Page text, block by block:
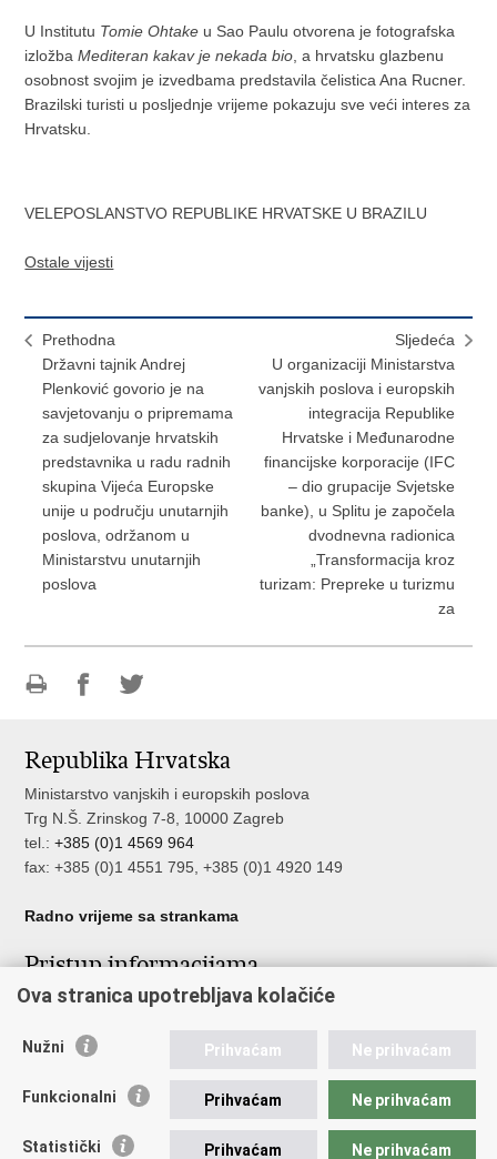
U Institutu Tomie Ohtake u Sao Paulu otvorena je fotografska
izložbaMediteran kakav je nekada bio , a hrvatsku glazbenu
osobnost svojim je izvedbama predstavila čelistica Ana Rucner.
Brazilski turisti u posljednje vrijeme pokazuju sve veći interes za
Hrvatsku.
VELEPOSLANSTVO REPUBLIKE HRVATSKE U BRAZILU
Ostale vijesti
Prethodna
Državni tajnik Andrej
Plenković govorio je na
savjetovanju o pripremama
za sudjelovanje hrvatskih
predstavnika u radu radnih
skupina Vijeća Europske
unije u području unutarnjih
poslova, održanom u
Ministarstvu unutarnjih
poslova
Sljedeća
U organizaciji Ministarstva
vanjskih poslova i europskih
integracija Republike
Hrvatske i Međunarodne
financijske korporacije (IFC
– dio grupacije Svjetske
banke), u Splitu je započela
dvodnevna radionica
„Transformacija kroz
turizam: Prepreke u turizmu
za
Facebooku
Twitteru
Republika Hrvatska
Ministarstvo vanjskih i europskih poslova
Trg N.Š. Zrinskog 7-8, 10000 Zagreb
tel.:+385 (0)1 4569 964
fax: +385 (0)1 4551 795, +385 (0)1 4920 149
Radno vrijeme sa strankama
Pristup informacijama
Pristup informacijama
Nepravilnosti
Javna nabava u MVEP-u
Ova stranica upotrebljava kolačiće
Nužni Prihvaćam Ne prihvaćam
Funkcionalni Prihvaćam Ne prihvaćam
Statistički Prihvaćam Ne prihvaćam